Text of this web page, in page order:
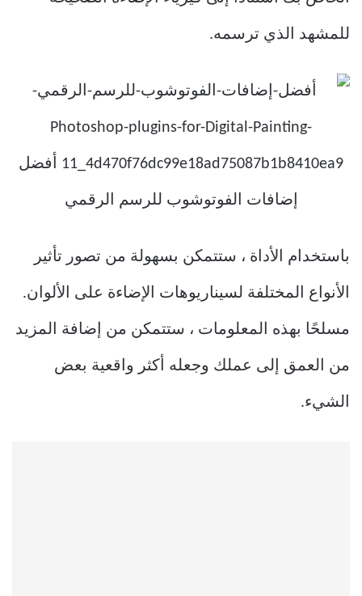
للمشهد الذي ترسمه.
باستخدام الأداة ، ستتمكن بسهولة من تصور تأثير
الأنواع المختلفة لسيناريوهات الإضاءة على الألوان.
مسلحًا بهذه المعلومات ، ستتمكن من إضافة المزيد
من العمق إلى عملك وجعله أكثر واقعية بعض
الشيء.